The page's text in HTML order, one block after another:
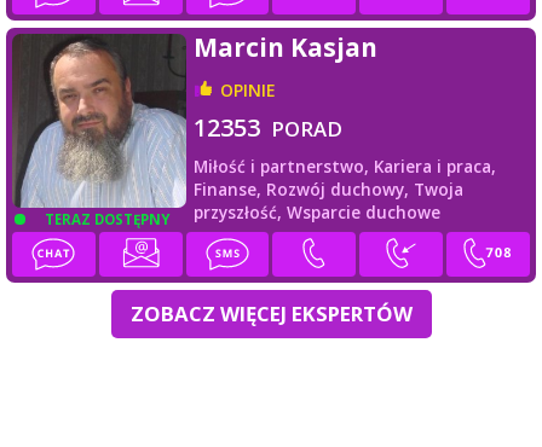
TERAZ DOSTĘPNY
Marcin Kasjan
OPINIE
12353 PORAD
Miłość i partnerstwo, Kariera i praca,
Finanse, Rozwój duchowy, Twoja
przyszłość, Wsparcie duchowe
ZOBACZ WIĘCEJ EKSPERTÓW